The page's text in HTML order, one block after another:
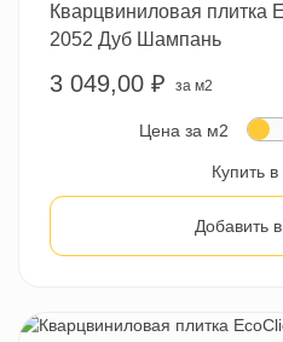
Кварцвиниловая плитка
2052 Дуб Шампань
3 049,00 ₽ за м2
Цена за м2
Купить в
Добавить